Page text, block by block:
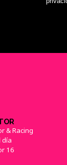
& Racing
día
16